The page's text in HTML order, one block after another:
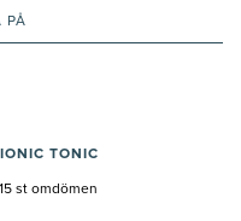
PÅ
TONIC
15 st omdömen